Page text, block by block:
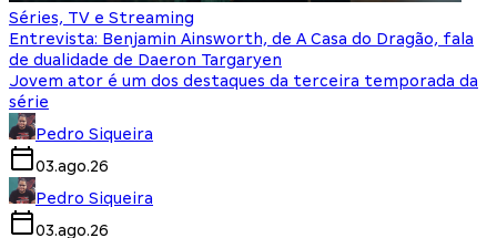
Séries, TV e Streaming
Entrevista: Benjamin Ainsworth, de A Casa do Dragão, fala
de dualidade de Daeron Targaryen
Jovem ator é um dos destaques da terceira temporada da
série
Pedro Siqueira
03.ago.26
Pedro Siqueira
03.ago.26